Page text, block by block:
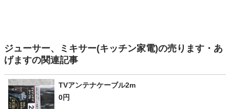
ジューサー、ミキサー(キッチン家電)の売ります・あ
げますの関連記事
TVアンテナケーブル2m
0円